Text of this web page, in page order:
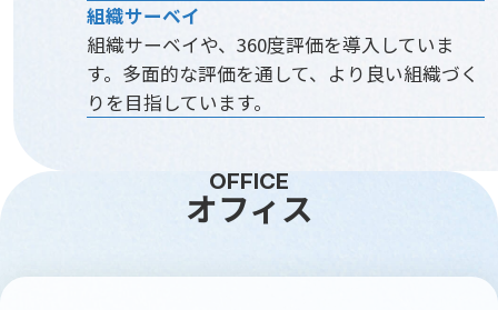
組織サーベイ
組織サーベイや、360度評価を導入していま
す。多面的な評価を通して、より良い組織づく
りを目指しています。
OFFICE
オフィス